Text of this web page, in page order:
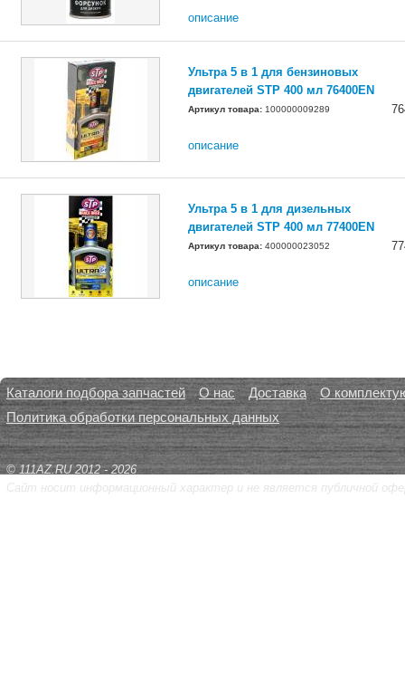
описание
Ультра 5 в 1 для бензиновых
двигателей STP 400 мл 76400EN
Артикул товара: 100000009289
описание
Ультра 5 в 1 для дизельных
двигателей STP 400 мл 77400EN
Артикул товара: 400000023052
описание
Каталоги подбора запчастей О нас Доставка
О
Политика обработки персональных данных
© 111AZ.RU 2012 - 2026
Сайт носит информационный характер и не является публичной